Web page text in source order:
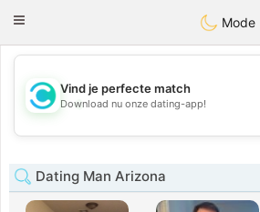
olombiaCitas
Toggle
Mode
💖
💕
Vind je perfecte match
Download nu onze dating-app!
Dating Man Arizona